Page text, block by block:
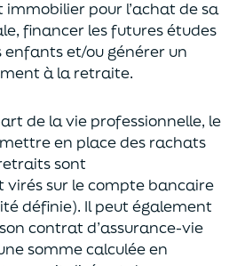
immobilier pour l’achat desa
financer les futures études
enfantset/ou générer un
à la retraite.
de la vie professionnelle, le
en place des rachats
sont
sur le compte bancaire
définie). Il peut également
contrat d’assurance-vie
somme calculée en